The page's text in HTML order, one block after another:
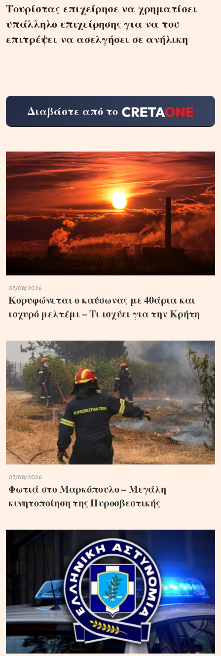
Τουρίστας επιχείρησε να χρηματίσει
υπάλληλο επιχείρησης για να του
επιτρέψει να ασελγήσει σε ανήλικη
Διαβάστε από το
07/08/2026
Κορυφώνεται ο καύσωνας με 40άρια και
ισχυρό μελτέμι – Τι ισχύει για την Κρήτη
07/08/2026
Φωτιά στο Μαρκόπουλο – Μεγάλη
κινητοποίηση της Πυροσβεστικής